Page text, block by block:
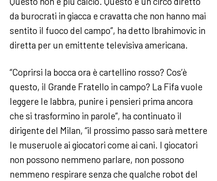
da burocrati in giacca e cravatta che non hanno mai
sentito il fuoco del campo”, ha detto Ibrahimovic in
diretta per un emittente televisiva americana.
“Coprirsi la bocca ora è cartellino rosso? Cos’è
questo, il Grande Fratello in campo? La Fifa vuole
leggere le labbra, punire i pensieri prima ancora
che si trasformino in parole”, ha continuato il
dirigente del Milan, “il prossimo passo sarà mettere
le museruole ai giocatori come ai cani. I giocatori
non possono nemmeno parlare, non possono
nemmeno respirare senza che qualche robot del